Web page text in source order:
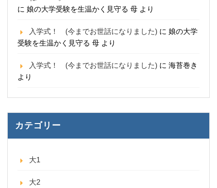
に 娘の大学受験を生温かく見守る 母 より
入学式！ (今までお世話になりました) に 娘の大学
受験を生温かく見守る 母 より
入学式！ (今までお世話になりました) に 海苔巻き
より
カテゴリー
大1
大2